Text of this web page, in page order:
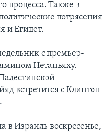
процесса. Также в
потрясения
и Египет.
с премьер-
Нетаньяху.
встретится с Клинтон
в Израиль воскресенье,